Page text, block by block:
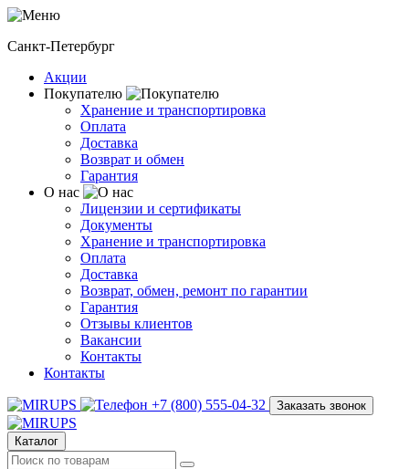
Санкт-Петербург
Акции
Покупателю
Хранение и транспортировка
Оплата
Доставка
Возврат и обмен
Гарантия
О нас
Лицензии и сертификаты
Документы
Хранение и транспортировка
Оплата
Доставка
Возврат, обмен, ремонт по гарантии
Гарантия
Отзывы клиентов
Вакансии
Контакты
Контакты
+7 (800) 555-04-32 Заказать звонок
Каталог